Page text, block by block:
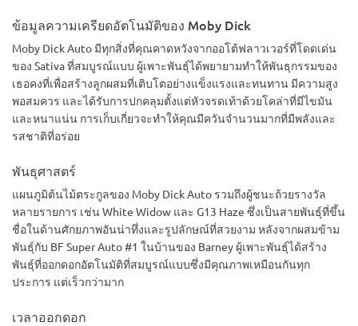
ข้อมูลความเครียดอัตโนมัติของ Moby Dick
Moby Dick Auto มีทุกสิ่งที่คุณคาดหวังจากออโต้ฟลาวเวอร์ที่โดดเด่น
ของ Sativa ที่สมบูรณ์แบบ ผู้เพาะพันธุ์ได้พยายามทำให้พันธุกรรมของ
เธอคงที่เพื่อสร้างลูกผสมที่เติบโตอย่างแข็งแรงและทนทาน มีความสูง
พอสมควร และได้รับการปกคลุมตั้งแต่หัวจรดเท้าด้วยโคล่าที่มีไขมัน
และหนาแน่น การเก็บเกี่ยวจะทำให้คุณมีควันจำนวนมากที่มีพลังและ
รสชาติที่อร่อย
พันธุศาสตร์
แผนภูมิต้นไม้ตระกูลของ Moby Dick Auto รวมถึงผู้ชนะถ้วยรางวัล
หลายรายการ เช่น White Widow และ G13 Haze ซึ่งเป็นสายพันธุ์ที่ขึ้น
ชื่อในด้านศักยภาพอันน่าทึ่งและรูปลักษณ์ที่สวยงาม หลังจากผสมข้าม
พันธุ์กับ BF Super Auto #1 ในบ้านของ Barney ผู้เพาะพันธุ์ได้สร้าง
พันธุ์ที่ออกดอกอัตโนมัติที่สมบูรณ์แบบซึ่งมีคุณภาพเหมือนกันทุก
ประการ แต่เร็วกว่ามาก
เวลาออกดอก